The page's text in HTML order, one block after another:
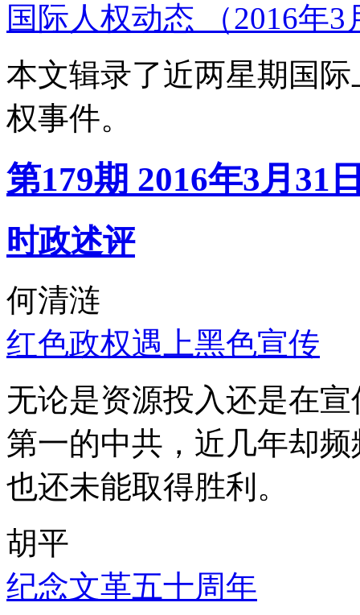
国际人权动态 （2016年
本文辑录了近两星期国
权事件。
第179期 2016年3月31
时政述评
何清涟
红色政权遇上黑色宣传
无论是资源投入还是在
第一的中共，近几年却
也还未能取得胜利。
胡平
纪念文革五十周年